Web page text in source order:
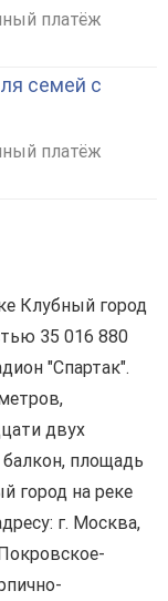
платёж
семей с
платёж
Клубный город
35 016 880
"Спартак".
двух
площадь
город на реке
г. Москва,